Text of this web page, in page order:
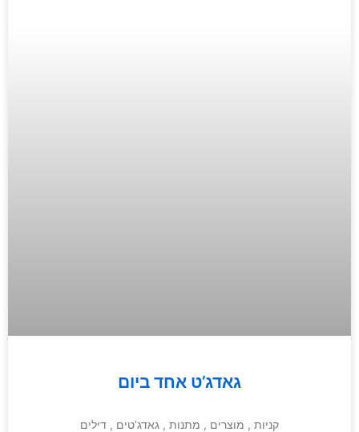
גאדג’ט אחד ביום
קניות , מוצרים , מתנות , גאדג’טים , דילים